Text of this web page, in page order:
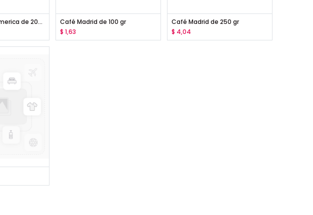
Café Fama de America de 200 gr
Café Madrid de 100 gr
$1,63
Café Madrid de 250 gr
$ 4,04